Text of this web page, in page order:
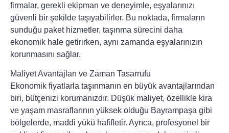
firmalar, gerekli ekipman ve deneyimle, eşyalarınızı
güvenli bir şekilde taşıyabilirler. Bu noktada, firmaların
sunduğu paket hizmetler, taşınma sürecini daha
ekonomik hale getirirken, aynı zamanda eşyalarınızın
korunmasını sağlar.
Maliyet Avantajları ve Zaman Tasarrufu
Ekonomik fiyatlarla taşınmanın en büyük avantajlarından
biri, bütçenizi korumanızdır. Düşük maliyet, özellikle kira
ve yaşam masraflarının yüksek olduğu Bayrampaşa gibi
bölgelerde, maddi yükü hafifletir. Ayrıca, profesyonel bir